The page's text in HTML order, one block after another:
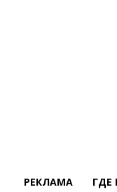
РЕКЛАМА ГДЕ